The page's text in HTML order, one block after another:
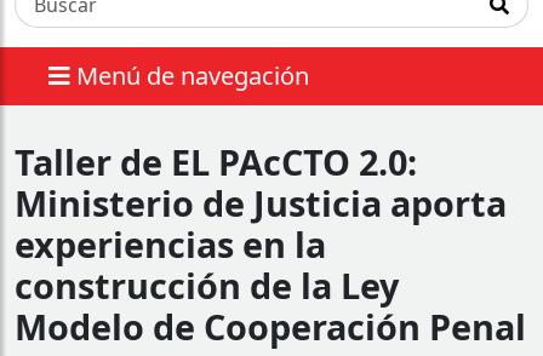
Menú de navegación
Taller de EL PAcCTO 2.0:
Ministerio de Justicia aporta
experiencias en la
construcción de la Ley
Modelo de Cooperación Penal